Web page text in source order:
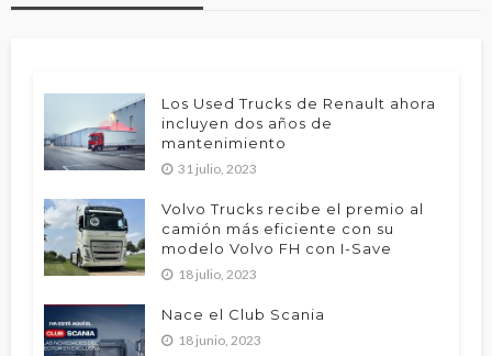
Los Used Trucks de Renault ahora
incluyen dos años de
mantenimiento
31 julio, 2023
Volvo Trucks recibe el premio al
camión más eficiente con su
modelo Volvo FH con I-Save
18 julio, 2023
Nace el Club Scania
18 junio, 2023